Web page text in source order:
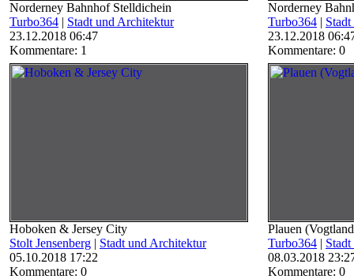
Norderney Bahnhof Stelldichein
Turbo364 | Stadt und Architektur
23.12.2018 06:47
Kommentare: 1
Norderney
Turbo364 |
23.12.2018
Kommentare: 0
Hoboken & Jersey City
Stolt Jensenberg | Stadt und Architektur
05.10.2018 17:22
Kommentare: 0
Plauen
Turbo364 |
08.03.2018
Kommentare: 0